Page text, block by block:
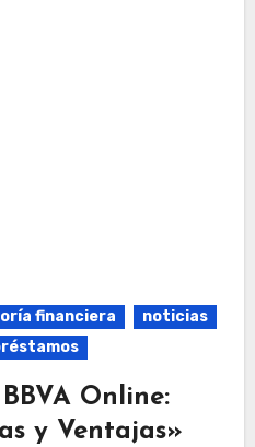
financiera
noticias
Online:
y Ventajas»